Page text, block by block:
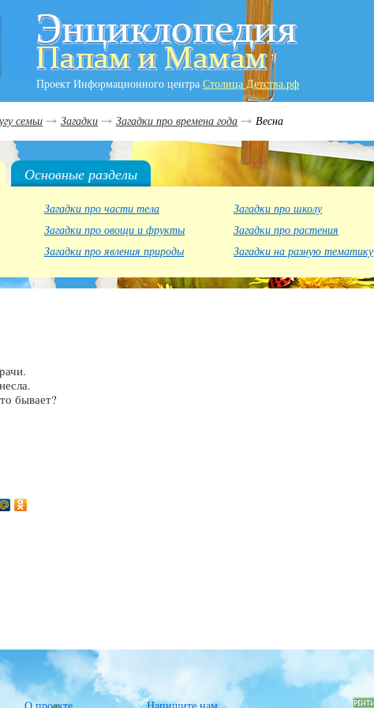
Проект Информационного центра Столица Детства.рф
семьи Загадки Загадки про времена года Весна
Основные разделы
Загадки про части тела
Загадки про овощи и фрукты
Загадки про явления природы
Загадки про школу
Загадки про растения
Загадки на разную тематику
бывает?